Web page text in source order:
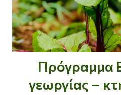
Πρόγραμμα
γεωργίας –